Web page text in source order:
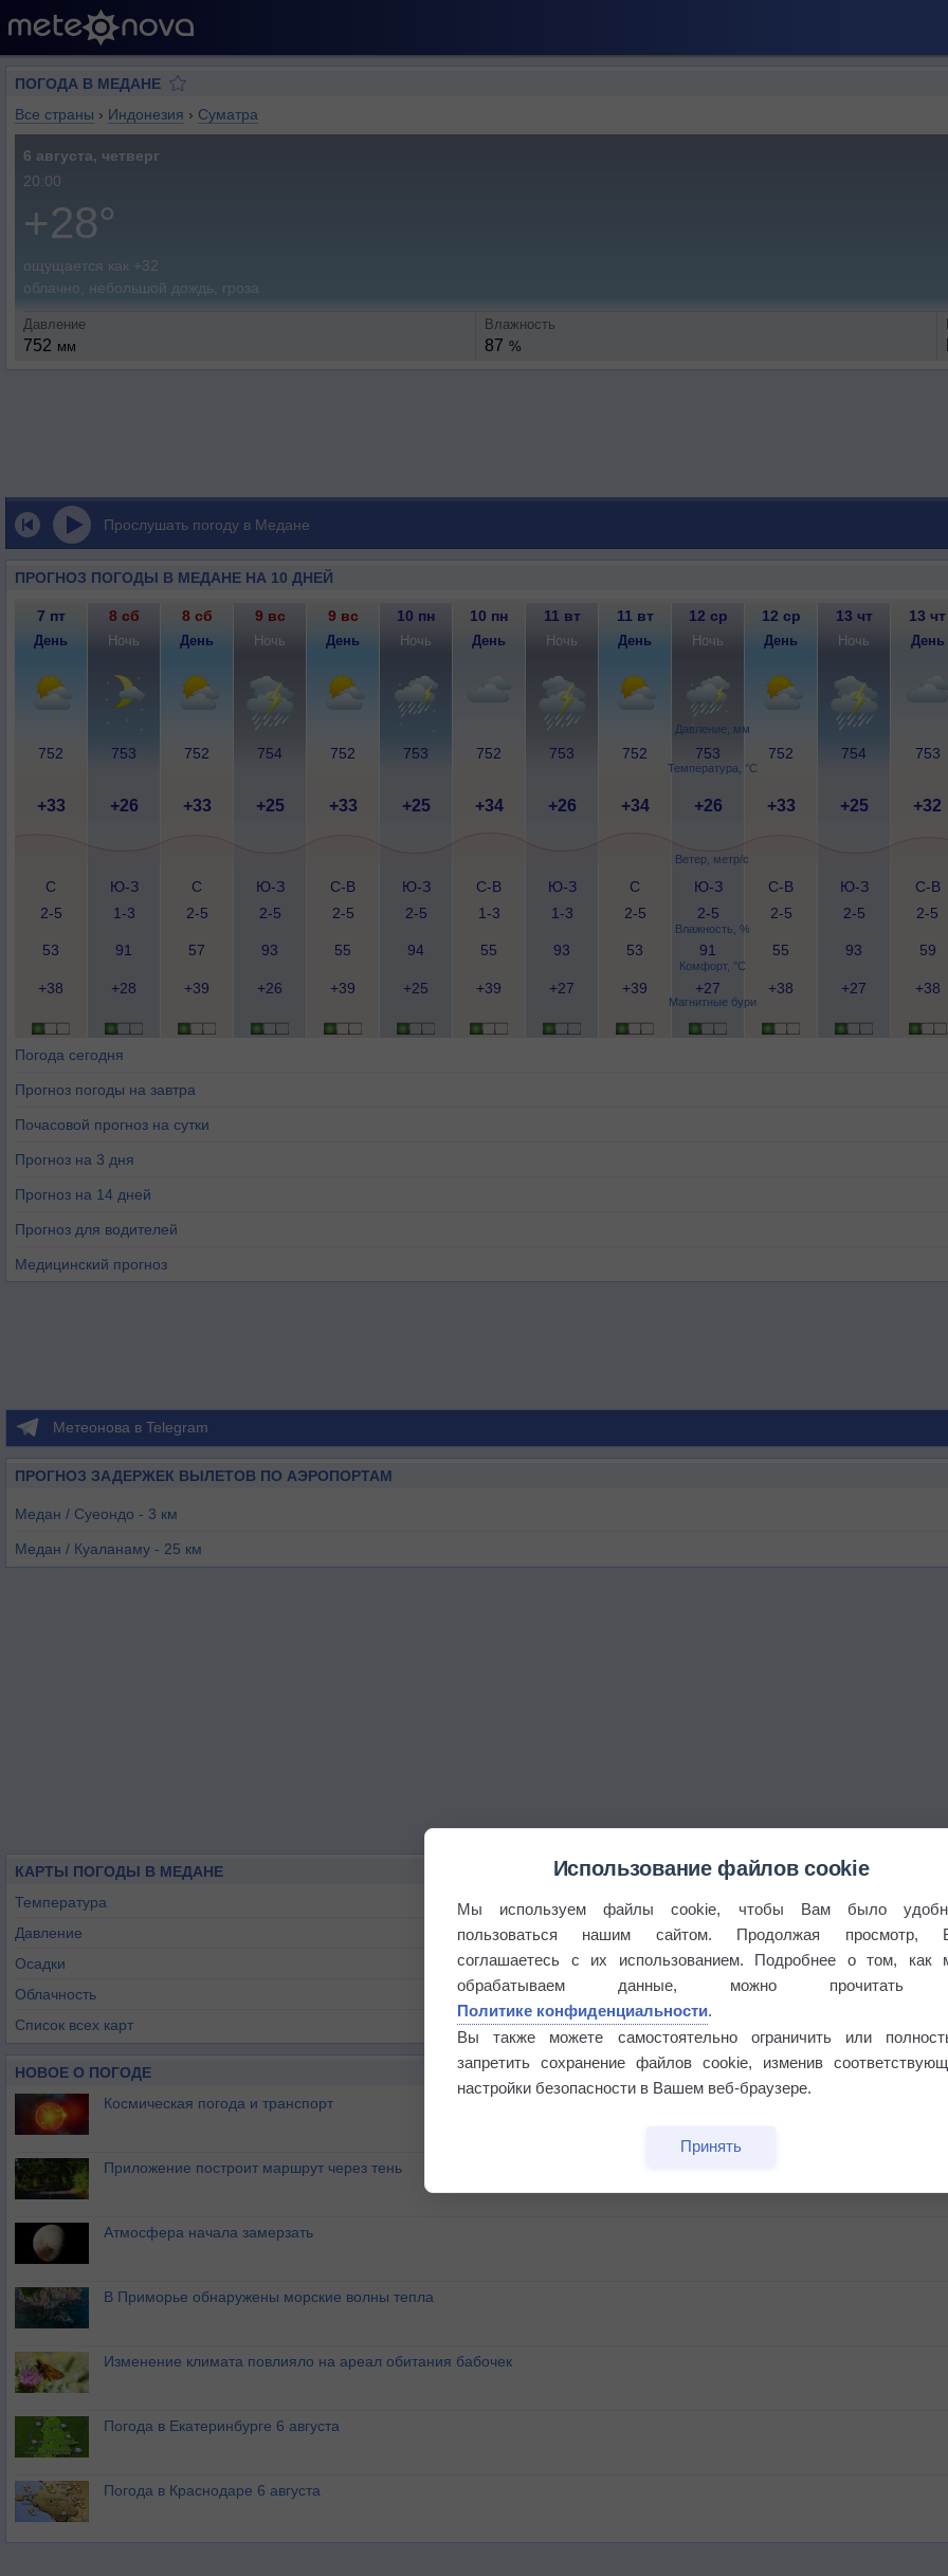
ПОГОДА В МЕДАНЕ
Все страны › Индонезия › Суматра
6 августа, четверг
20:00
+28°
ощущается как +32
облачно, небольшой дождь, гроза
Давление
752 мм
Влажность
87 %
Прослушать погоду в Медане
ПРОГНОЗ ПОГОДЫ В МЕДАНЕ НА 10 ДНЕЙ
Давление, мм
Температура, °C
Ветер, метр/с
Влажность, %
Комфорт, °C
Магнитные бури
7 пт 8 сб 8 сб 9 вс 9 вс 10 пн 10 пн 11 вт 11 вт 12 ср 12 ср 13 чт 13 чт
День Ночь День Ночь День Ночь День Ночь День Ночь День Ночь День
752 753 752 754 752 753 752 753 752 753 752 754 753
+33 +26 +33 +25 +33 +25 +34 +26 +34 +26 +33 +25 +32
С
2-5
Ю-З
1-3
С
2-5
Ю-З
2-5
С-В
2-5
Ю-З
2-5
С-В
1-3
Ю-З
1-3
С
2-5
Ю-З
2-5
С-В
2-5
Ю-З
2-5
С-В
2-5
53 91 57 93 55 94 55 93 53 91 55 93 59
+38 +28 +39 +26 +39 +25 +39 +27 +39 +27 +38 +27 +38
Погода сегодня
Прогноз погоды на завтра
Почасовой прогноз на сутки
Прогноз на 3 дня
Прогноз на 14 дней
Прогноз для водителей
Медицинский прогноз
Метеонова в Telegram
ПРОГНОЗ ЗАДЕРЖЕК ВЫЛЕТОВ ПО АЭРОПОРТАМ
Медан / Суеондо - 3 км
Медан / Куаланаму - 25 км
КАРТЫ ПОГОДЫ В МЕДАНЕ
Температура
Давление
Осадки
Облачность
Список всех карт
НОВОЕ О ПОГОДЕ
Космическая погода и транспорт
Приложение построит маршрут через тень
Атмосфера начала замерзать
В Приморье обнаружены морские волны тепла
Изменение климата повлияло на ареал обитания бабочек
Погода в Екатеринбурге 6 августа
Погода в Краснодаре 6 августа
Использование файлов cookie
Мы используем файлы cookie, чтобы Вам было
пользоваться нашим сайтом. Продолжая просмотр,
соглашаетесь с их использованием. Подробнее о том, как
обрабатываем данные, можно прочитать
Политике конфиденциальности.
Вы также можете самостоятельно ограничить или
запретить сохранение файлов cookie, изменив
настройки безопасности в Вашем веб-браузере.
Принять